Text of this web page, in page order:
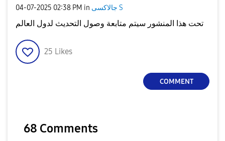
‎04-07-2025 02:38 PM in جالاكسى S
تحت هذا المنشور سيتم متابعة وصول التحديث لدول العالم
25 Likes
COMMENT
68 Comments